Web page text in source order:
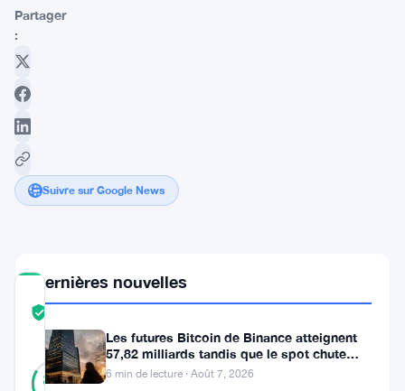
Partager
:
Suivre sur Google News
SCORE
83%
Vérifié
23
votes
Dernières nouvelles
Les futures Bitcoin de Binance atteignent
57,82 milliards tandis que le spot chute
huit fois
6 min de lecture · Août 7, 2026